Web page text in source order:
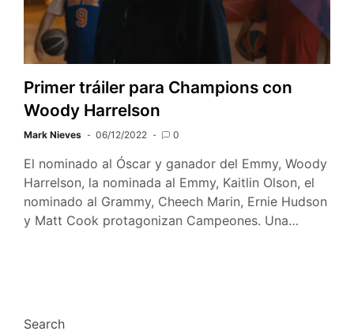
Primer tráiler para Champions con
Woody Harrelson
Mark Nieves 06/12/2022 0
El nominado al Óscar y ganador del Emmy, Woody
Harrelson, la nominada al Emmy, Kaitlin Olson, el
nominado al Grammy, Cheech Marin, Ernie Hudson
y Matt Cook protagonizan Campeones. Una…
Search